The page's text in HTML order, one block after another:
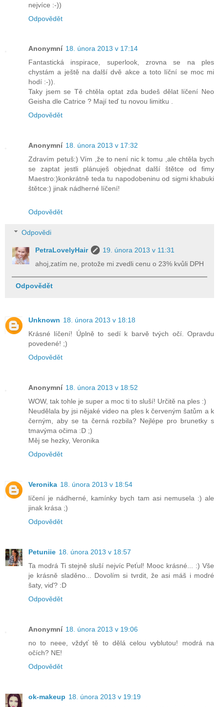
nejvíce :-))
Odpovědět
Anonymní 18. února 2013 v 17:14
Fantastická inspirace, superlook, zrovna se na ples
chystám a ještě na další dvě akce a toto líční se moc mi
hodí :-)).
Taky jsem se Tě chtěla optat zda budeš dělat líčení Neo
Geisha dle Catrice ? Mají teď tu novou limitku .
Odpovědět
Anonymní 18. února 2013 v 17:32
Zdravím petuš:) Vím ,že to není nic k tomu ,ale chtěla bych
se zaptat jestli plánuješ objednat další štětce od fimy
Maestro:)konkrátně teda tu napodobeninu od sigmi khabuki
štětce:) jinak nádherné líčení!
Odpovědět
Odpovědi
PetraLovelyHair
19. února 2013 v 11:31
ahoj,zatím ne, protože mi zvedli cenu o 23% kvůli DPH
Odpovědět
Unknown 18. února 2013 v 18:18
Krásné líčení! Úplně to sedí k barvě tvých očí. Opravdu
povedené! ;)
Odpovědět
Anonymní 18. února 2013 v 18:52
WOW, tak tohle je super a moc ti to sluší! Určitě na ples :)
Neudělala by jsi nějaké video na ples k červeným šatům a k
černým, aby se ta černá rozbila? Nejlépe pro brunetky s
tmavýma očima :D ;)
Měj se hezky, Veronika
Odpovědět
Veronika 18. února 2013 v 18:54
líčení je nádherné, kamínky bych tam asi nemusela :) ale
jinak krása ;)
Odpovědět
Petuniie 18. února 2013 v 18:57
Ta modrá Ti stejně sluší nejvíc Peťul! Mooc krásné... :) Vše
je krásně sladěno... Dovolím si tvrdit, že asi máš i modré
šaty, viď? :D
Odpovědět
Anonymní 18. února 2013 v 19:06
no to neee, vždyť tě to dělá celou vyblutou! modrá na
očích? NE!
Odpovědět
ok-makeup 18. února 2013 v 19:19